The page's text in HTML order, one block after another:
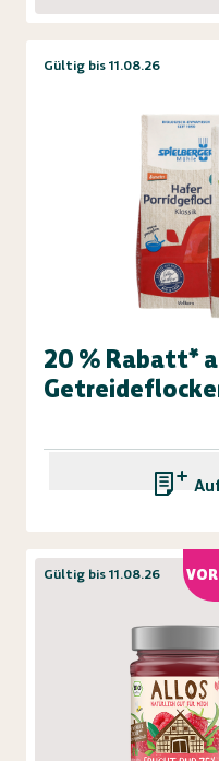
Gültig bis 11.08.26
20 % Rabatt*
Gültig bis 11.08.26